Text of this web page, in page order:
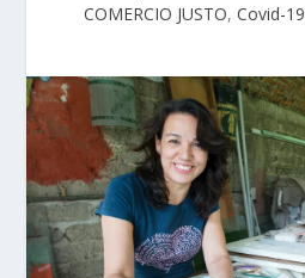
COMERCIO JUSTO, Covid-19